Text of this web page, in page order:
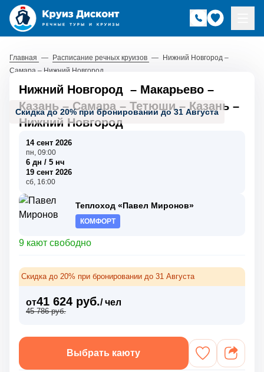
Главная — Расписание речных круизов — Нижний Новгород –
Самара – Нижний Новгород
Скидка до 20% при бронировании до 31 Августа
Нижний Новгород – Макарьево –
Казань–Самара – Тетюши–Казань –
Нижний Новгород
14 сент 2026
пн, 09:00
6 дн / 5 нч
19 сент 2026
сб, 16:00
Теплоход «Павел Миронов»
КОМФОРТ
9 кают свободно
Скидка до 20% при бронировании до 31 Августа
от41 624 руб./ чел
45 786 руб.
Выбрать каюту